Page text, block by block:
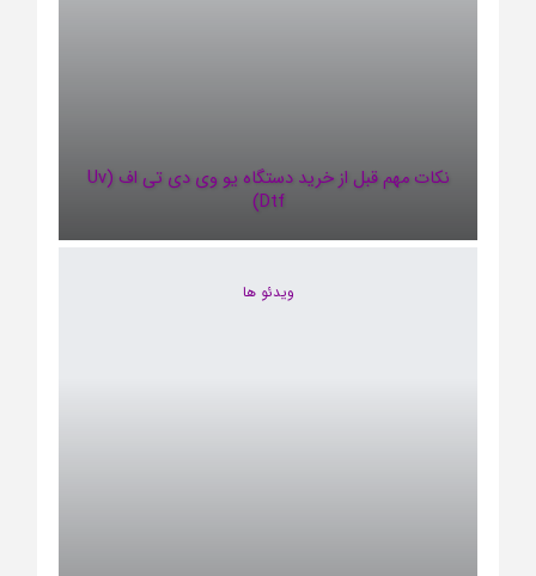
نکات مهم قبل از خرید دستگاه یو وی دی تی اف (uv
Dtf)
ویدئو ها